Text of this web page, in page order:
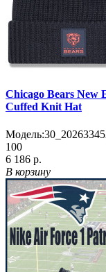
Chicago Bears New
Cuffed Knit Hat
Модель:
100
6 186 р.
В корзину